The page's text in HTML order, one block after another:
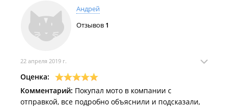
Андрей
Отзывов 1
22 апреля 2019 г.
Оценка:
Комментарий: Покупал мото в компании с
отправкой, все подробно объяснили и подсказали,